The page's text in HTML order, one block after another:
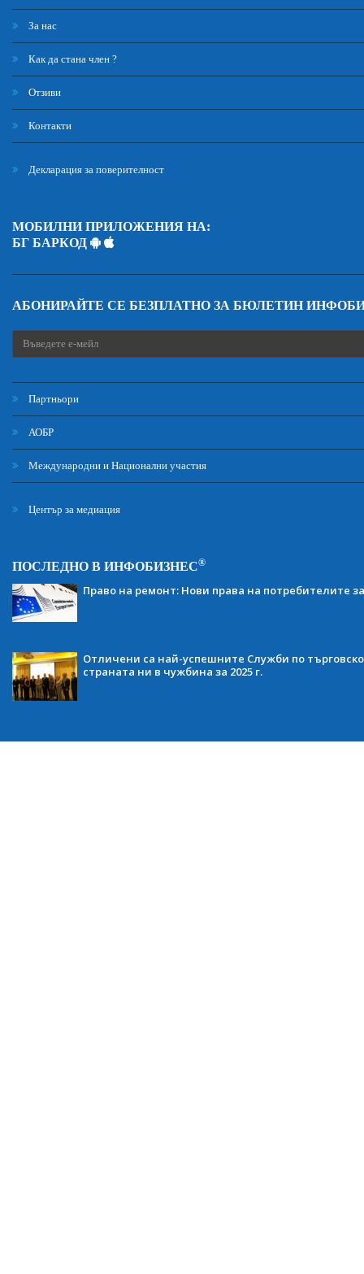
За нас
Как да стана член ?
Отзиви
Контакти
Декларация за поверителност
МОБИЛНИ ПРИЛОЖЕНИЯ НА:
БГ БАРКОД
АБОНИРАЙТЕ СЕ БЕЗПЛАТНО ЗА БЮЛЕТИН
Партньори
АОБР
Международни и Национални участия
Център за медиация
ПОСЛЕДНО В ИНФОБИЗНЕС®
Право на ремонт: Нови права на потребителите
Отличени са най-успешните Служби по
страната ни в чужбина за 2025 г.